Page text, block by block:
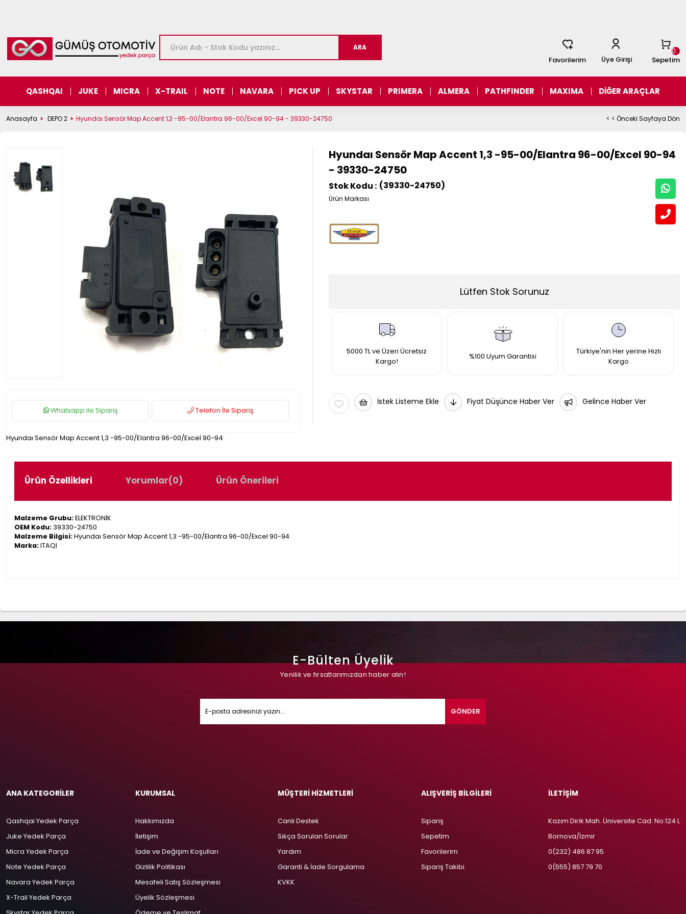
Sepetim
0
Favorilerim
Üye Girişi
QASHQAI JUKE MICRA X-TRAIL NOTE NAVARA PICK UP SKYSTAR PRIMERA ALMERA PATHFINDER MAXIMA DİĞER ARAÇLAR
Anasayfa DEPO 2 Hyundaı Sensör Map Accent 1,3 -95-00/Elantra 96-00/Excel 90-94 - 39330-24750 < < Önceki Sayfaya Dön
Whatsapp ile Sipariş Telefon İle Sipariş
Hyundaı Sensör Map Accent 1,3 -95-00/Elantra 96-00/Excel 90-94
Hyundaı Sensör Map Accent 1,3 -95-00/Elantra 96-00/Excel 90-94
- 39330-24750
(39330-24750)
Lütfen Stok Sorunuz
5000 TL ve Üzeri Ücretsiz
Kargo!
%100 Uyum Garantisi
Türkiye'nin Her yerine Hızlı
Kargo
İstek Listeme Ekle Fiyat Düşünce Haber Ver Gelince Haber Ver
Ürün Özellikleri Yorumlar(0) Ürün Önerileri
Malzeme Grubu:ELEKTRONİK
OEM Kodu: 39330-24750
Malzeme Bilgisi:Hyundaı Sensör Map Accent 1,3 -95-00/Elantra 96-00/Excel 90-94
Marka:ITAQI
E-Bülten Üyelik
Yenilik ve fırsatlarımızdan haber alın!
GÖNDER
ANA KATEGORİLER
Qashqai Yedek Parça
Juke Yedek Parça
Micra Yedek Parça
Note Yedek Parça
Navara Yedek Parça
X-Trail Yedek Parça
KURUMSAL
Hakkımızda
İletişim
İade ve Değişim Koşulları
Gizlilik Politikası
Mesafeli Satış Sözleşmesi
Üyelik Sözleşmesi
MÜŞTERİ HİZMETLERİ
Canlı Destek
Sıkça Sorulan Sorular
Yardım
Garanti & İade Sorgulama
KVKK
ALIŞVERİŞ BİLGİLERİ
Sipariş
Sepetim
Favorilerim
Sipariş Takibi
İLETİŞİM
Kazım Dirik Mah. Üniversite Cad. No:124 L
Bornova/İzmir
0(232) 486 87 95
0(555) 857 79 70